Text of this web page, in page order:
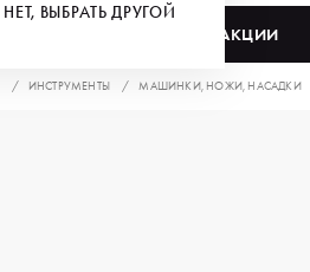
АКЦИИ
НЕТ, ВЫБРАТЬ ДРУГОЙ
ИНСТРУМЕНТЫ МАШИНКИ, НОЖИ, НАСАДКИ